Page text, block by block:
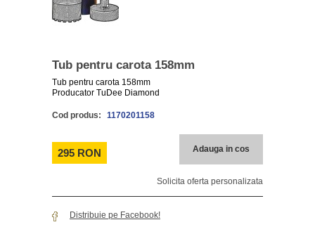
Tub pentru carota 158mm
Tub pentru carota 158mm
Producator TuDee Diamond
Cod produs: 1170201158
295 RON Adauga in cos
Solicita oferta personalizata
Distribuie pe Facebook!